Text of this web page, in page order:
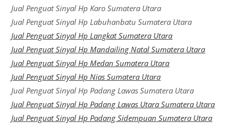
Jual Penguat Sinyal Hp Karo Sumatera Utara
Jual Penguat Sinyal Hp Labuhanbatu Sumatera Utara
Jual Penguat Sinyal Hp Langkat Sumatera Utara
Jual Penguat Sinyal Hp Mandailing Natal Sumatera Utara
Jual Penguat Sinyal Hp Medan Sumatera Utara
Jual Penguat Sinyal Hp Nias Sumatera Utara
Jual Penguat Sinyal Hp Padang Lawas Sumatera Utara
Jual Penguat Sinyal Hp Padang Lawas Utara Sumatera Utara
Jual Penguat Sinyal Hp Padang Sidempuan Sumatera Utara